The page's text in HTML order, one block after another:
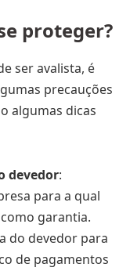
proteger?
ser avalista, é
precauções
algumas dicas
devedor:
para a qual
garantia.
do devedor para
de pagamentos